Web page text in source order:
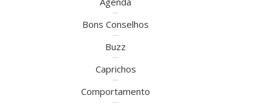
Bons Conselhos
Buzz
Caprichos
Comportamento